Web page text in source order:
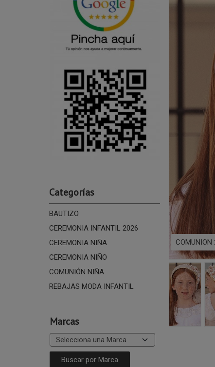
Categorías
BAUTIZO
CEREMONIA INFANTIL 2026
CEREMONIA NIÑA
CEREMONIA NIÑO
COMUNIÓN NIÑA
REBAJAS MODA INFANTIL
Marcas
COMUNION